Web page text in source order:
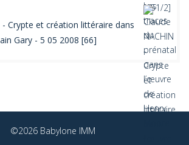
- Crypte et création littéraire dans
Gary - 5 05 2008 [66]
©2026 Babylone IMM